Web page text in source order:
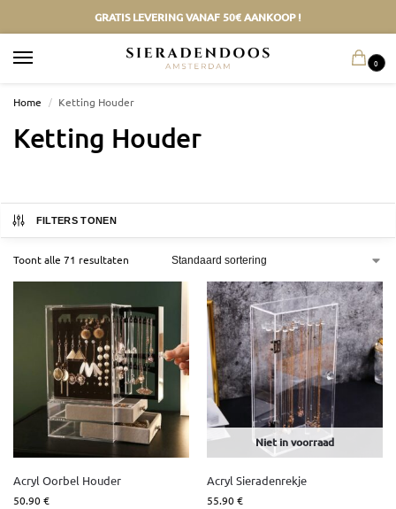
GRATIS LEVERING VANAF 50€ AANKOOP !
0
Home / Ketting Houder
Ketting Houder
FILTERS TONEN
Toont alle 71 resultaten
Acryl Oorbel Houder
50.90€
Niet in voorraad
Acryl Sieradenrekje
55.90€